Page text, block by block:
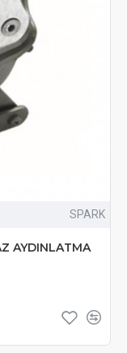
SPARK
AYDINLATMA